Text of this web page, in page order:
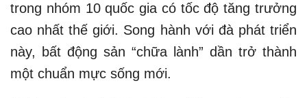
trong nhóm 10 quốc gia có tốc độ tăng trưởng
cao nhất thế giới. Song hành với đà phát triển
này, bất động sản “chữa lành” dần trở thành
một chuẩn mực sống mới.